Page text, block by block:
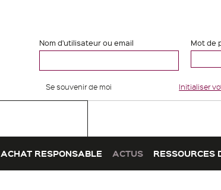
Nom d'utilisateur ou email Mot de
Se souvenir de moi Initialiser
ACHAT RESPONSABLE ACTUS RESSOURCES